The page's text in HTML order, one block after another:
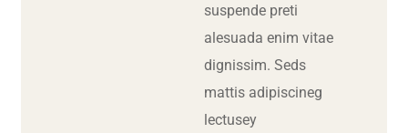
suspende preti
alesuada enim vitae
dignissim. Seds
mattis adipiscineg
lectusey